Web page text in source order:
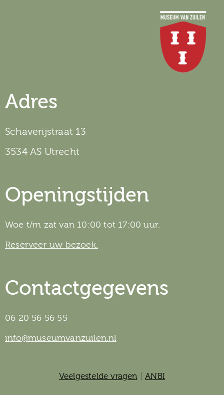
Adres
Schaverijstraat 13
3534 AS Utrecht
Openingstijden
Woe t/m zat van 10:00 tot 17:00 uur.
Reserveer uw bezoek.
Contactgegevens
06 20 56 56 55
info@museumvanzuilen.nl
Veelgestelde vragen |ANBI